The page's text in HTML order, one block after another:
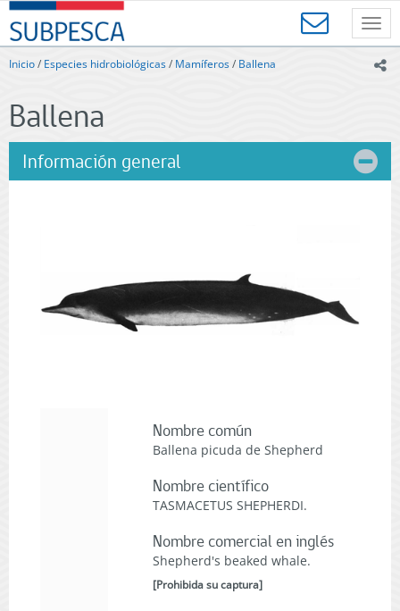
Contenido
principal
SUBPESCA
-
Subsecretaría
y
Acuicultura
-
Gobierno
de
Inicio/ Especies hidrobiológicas/ Mamíferos/ Ballena
Ballena
Información general
Nombre común
Ballena picuda de Shepherd
Nombre científico
TASMACETUS SHEPHERDI.
Nombre comercial en inglés
Shepherd's beaked whale.
[Prohibida su captura]